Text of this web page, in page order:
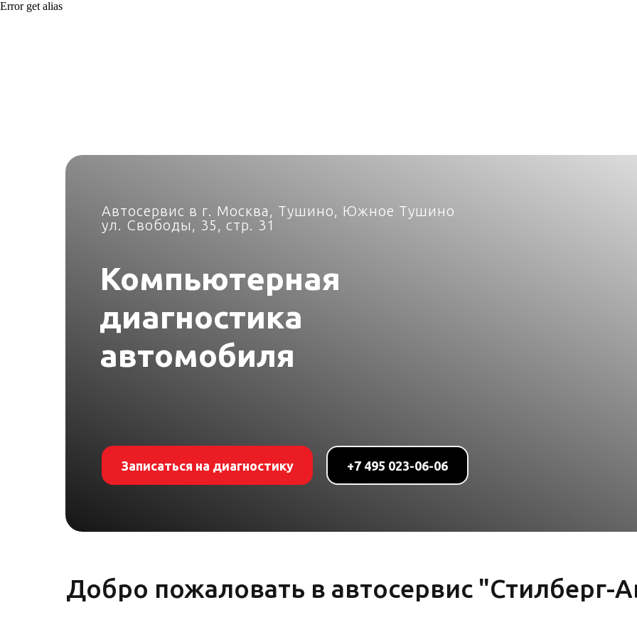
Error get alias
Компьютерная
диагностика
автомобиля
Автосервис в г. Москва, Тушино, Южное Тушино
ул. Свободы, 35, стр. 31
Записаться на диагностику +7 495 023-06-06
Добро пожаловать в автосервис "Стилберг-